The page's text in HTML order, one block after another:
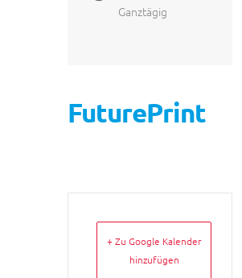
Ganztägig
FuturePrint
+ Zu Google Kalender
hinzufügen